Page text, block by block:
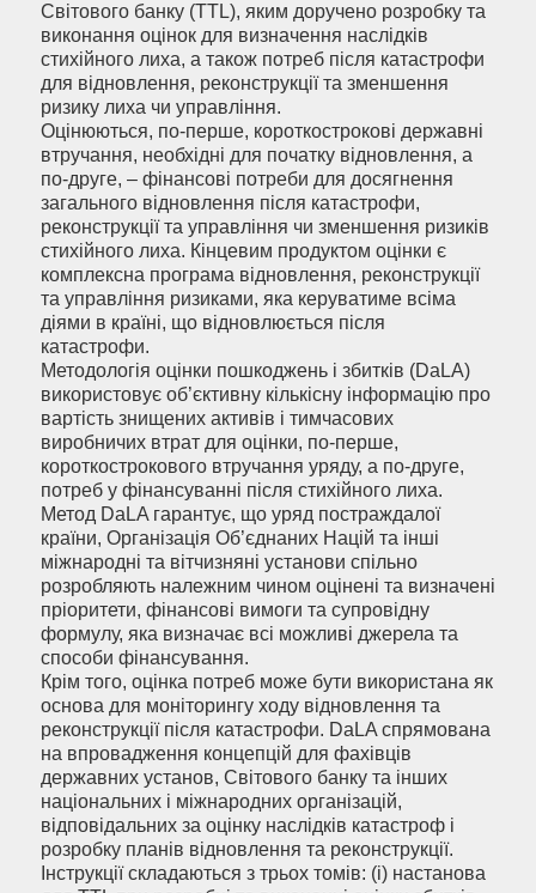
Світового банку (TTL), яким доручено розробку та
виконання оцінок для визначення наслідків
стихійного лиха, а також потреб після катастрофи
для відновлення, реконструкції та зменшення
ризику лиха чи управління.
Оцінюються, по-перше, короткострокові державні
втручання, необхідні для початку відновлення, а
по-друге, – фінансові потреби для досягнення
загального відновлення після катастрофи,
реконструкції та управління чи зменшення ризиків
стихійного лиха. Кінцевим продуктом оцінки є
комплексна програма відновлення, реконструкції
та управління ризиками, яка керуватиме всіма
діями в країні, що відновлюється після
катастрофи.
Методологія оцінки пошкоджень і збитків (DaLA)
використовує об’єктивну кількісну інформацію про
вартість знищених активів і тимчасових
виробничих втрат для оцінки, по-перше,
короткострокового втручання уряду, а по-друге,
потреб у фінансуванні після стихійного лиха.
Метод DaLA гарантує, що уряд постраждалої
країни, Організація Об’єднаних Націй та інші
міжнародні та вітчизняні установи спільно
розробляють належним чином оцінені та визначені
пріоритети, фінансові вимоги та супровідну
формулу, яка визначає всі можливі джерела та
способи фінансування.
Крім того, оцінка потреб може бути використана як
основа для моніторингу ходу відновлення та
реконструкції після катастрофи. DaLA спрямована
на впровадження концепцій для фахівців
державних установ, Світового банку та інших
національних і міжнародних організацій,
відповідальних за оцінку наслідків катастроф і
розробку планів відновлення та реконструкції.
Інструкції складаються з трьох томів: (i) настанова